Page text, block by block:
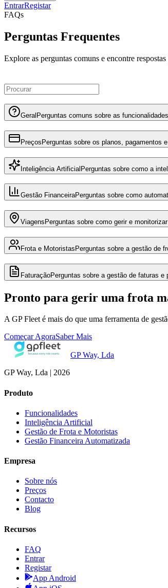
EntrarRegistar
FAQs
Perguntas Frequentes
Explore as perguntas comuns e encontre
Geral Perguntas comuns sobre as
Preços Perguntas sobre os planos, pagamentos
Inteligência ArtificialPerguntas sobre como a
Gestão FinanceiraPerguntas sobre como
Viagens Perguntas sobre como gerir e
Frota e Motoristas Perguntas sobre a gestão de
FaturaçãoPerguntas sobre a gestão de faturas e
Pronto para gerir uma frota
A GP Fleet é mais do que uma ferramenta de
Começar AgoraSaber Mais
GP Way, Lda
GP Way, Lda | 2026
Produto
Funcionalidades
Inteligência Artificial
Gestão de Frota e Motoristas
Gestão Financeira Automatizada
Empresa
Sobre nós
Preços
Contacto
Blog
Recursos
FAQ
Entrar
Registar
App Android